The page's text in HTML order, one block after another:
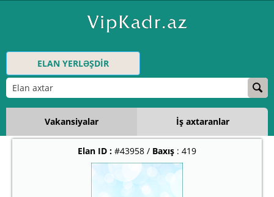
ELAN YERLƏŞDİR
Vakansiyalar İş axtaranlar
Elan ID : #43958 / Baxış : 419